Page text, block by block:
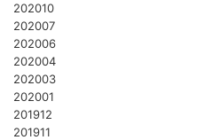
202010
202007
202006
202004
202003
202001
201912
201911